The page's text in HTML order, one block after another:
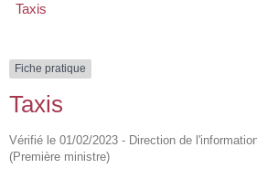
Taxis
Fiche pratique
Taxis
Vérifié le 01/02/2023 - Direction de
(Première ministre)